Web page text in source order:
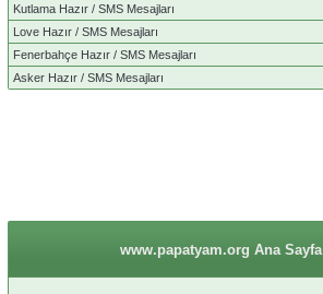
Kutlama Hazır / SMS Mesajları
Love Hazır / SMS Mesajları
Fenerbahçe Hazır / SMS Mesajları
Asker Hazır / SMS Mesajları
www.papatyam.org Ana Sayfa